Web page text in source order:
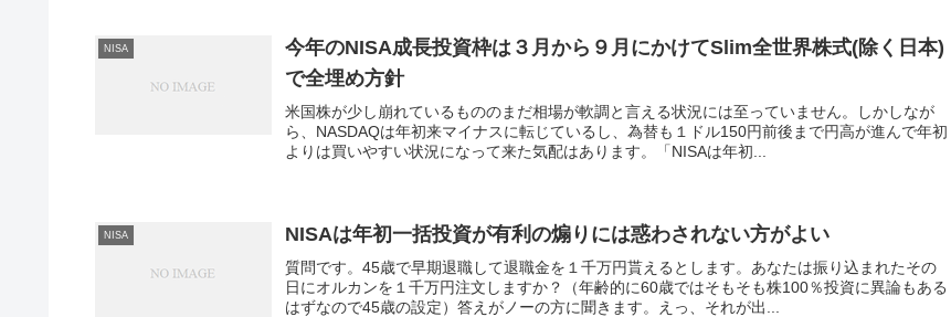
NISA
今年のNISA成長投資枠は３月から９月にかけてSlim全世界株式(除く日本)
で全埋め方針
米国株が少し崩れているもののまだ相場が軟調と言える状況には至っていません。しかしなが
ら、NASDAQは年初来マイナスに転じているし、為替も１ドル150円前後まで円高が進んで年初
よりは買いやすい状況になって来た気配はあります。「NISAは年初...
NISA NISAは年初一括投資が有利の煽りには惑わされない方がよい
質問です。45歳で早期退職して退職金を１千万円貰えるとします。あなたは振り込まれたその
日にオルカンを１千万円注文しますか？（年齢的に60歳ではそもそも株100％投資に異論もある
はずなので45歳の設定）答えがノーの方に聞きます。えっ、それが出...